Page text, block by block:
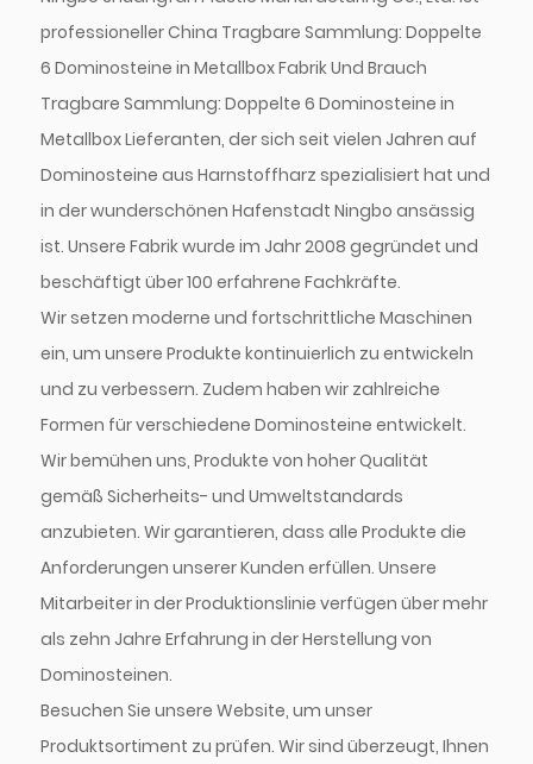
professionellerChina Tragbare Sammlung: Doppelte
6 Dominosteine in Metallbox FabrikUnd Brauch
Tragbare Sammlung: Doppelte 6 Dominosteine in
Metallbox Lieferanten, der sich seit vielen Jahren auf
Dominosteine aus Harnstoffharz spezialisiert hat und
in der wunderschönen Hafenstadt Ningbo ansässig
ist. Unsere Fabrik wurde im Jahr 2008 gegründet und
beschäftigt über 100 erfahrene Fachkräfte.
Wir setzen moderne und fortschrittliche Maschinen
ein, um unsere Produkte kontinuierlich zu entwickeln
und zu verbessern. Zudem haben wir zahlreiche
Formen für verschiedene Dominosteine entwickelt.
Wir bemühen uns, Produkte von hoher Qualität
gemäß Sicherheits- und Umweltstandards
anzubieten. Wir garantieren, dass alle Produkte die
Anforderungen unserer Kunden erfüllen. Unsere
Mitarbeiter in der Produktionslinie verfügen über mehr
als zehn Jahre Erfahrung in der Herstellung von
Dominosteinen.
Besuchen Sie unsere Website, um unser
Produktsortiment zu prüfen. Wir sind überzeugt, Ihnen